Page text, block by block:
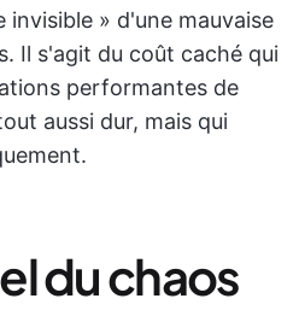
invisible » d'une mauvaise
Il s'agit du coût caché qui
performantes de
aussi dur, mais qui
du chaos